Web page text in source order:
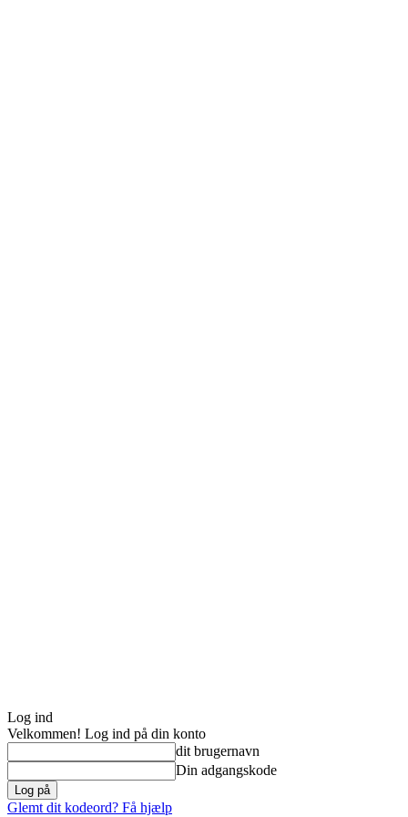
Log ind
Velkommen! Log ind på din konto
dit brugernavn
Din adgangskode
Glemt dit kodeord? Få hjælp